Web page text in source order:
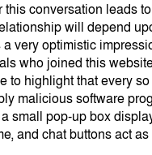
this conversation leads
will depend
a very optimistic
who joined this
to highlight that every
malicious software
small pop-up box
and chat buttons act